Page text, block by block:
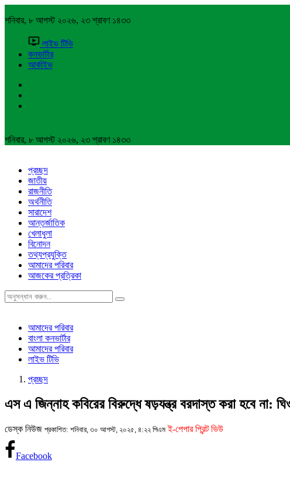
শনিবার, ৮ আগস্ট ২০২৬, ২৩ শ্রাবণ ১৪৩৩
লাইভ টিভি
কনভার্টার
আর্কাইভ
শনিবার, ৮ আগস্ট ২০২৬, ২৩ শ্রাবণ ১৪৩৩
প্রচ্ছদ
জাতীয়
রাজনীতি
অর্থনীতি
সারাদেশ
আন্তর্জাতিক
খেলাধুলা
বিনোদন
তথ্যপ্রযুক্তি
আমাদের পরিবার
আজকের প্রত্রিকা
আমাদের পরিবার
বাংলা কনভার্টার
আমাদের পরিবার
লাইভ টিভি
প্রচ্ছদ
এস এ জিন্নাহ কবিরের বিরুদ্ধে ষড়যন্ত্র বরদাস্ত করা হবে না:
ডেস্ক নিউজ প্রকাশিত: শনিবার, ৩০ আগস্ট, ২০২৫, ৪:২২ পিএম ই-পেপার প্রিন্ট ভিউ
Facebook